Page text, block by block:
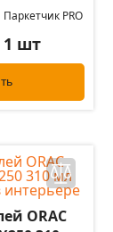
Паркетчик PRO
1 шт
ORAC